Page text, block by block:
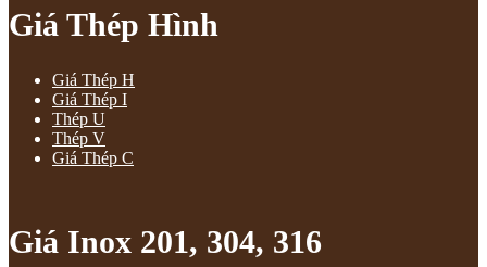
Giá Thép Hình
Giá Thép H
Giá Thép I
Thép U
Thép V
Giá Thép C
Giá Inox 201, 304, 316